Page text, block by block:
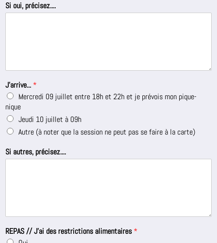
Si oui, précisez....
J'arrive... *
Mercredi 09 juillet entre 18h et 22h et je prévois mon pique-
nique
Jeudi 10 juillet à 09h
Autre (à noter que la session ne peut pas se faire à la carte)
Si autres, précisez....
REPAS // J'ai des restrictions alimentaires *